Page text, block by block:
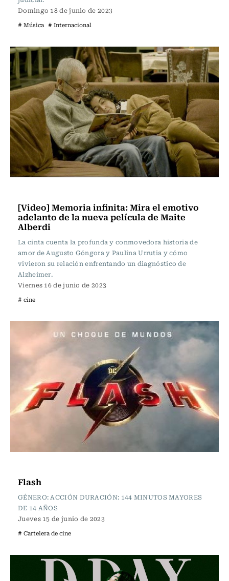
Domingo 18 de junio de 2023
# Música # Internacional
[Video] Memoria infinita: Mira el emotivo
adelanto de la nueva película de Maite
Alberdi
La cinta cuenta la profunda y conmovedora historia de
amor de Augusto Góngora y Paulina Urrutia y cómo
vivieron su relación enfrentando un diagnóstico de
Alzheimer.
Viernes 16 de junio de 2023
# cine
Flash
GÉNERO: ACCIÓN DURACIÓN: 144 MINUTOS MAYORES
DE 14 AÑOS
Jueves 15 de junio de 2023
# Cartelera de cine